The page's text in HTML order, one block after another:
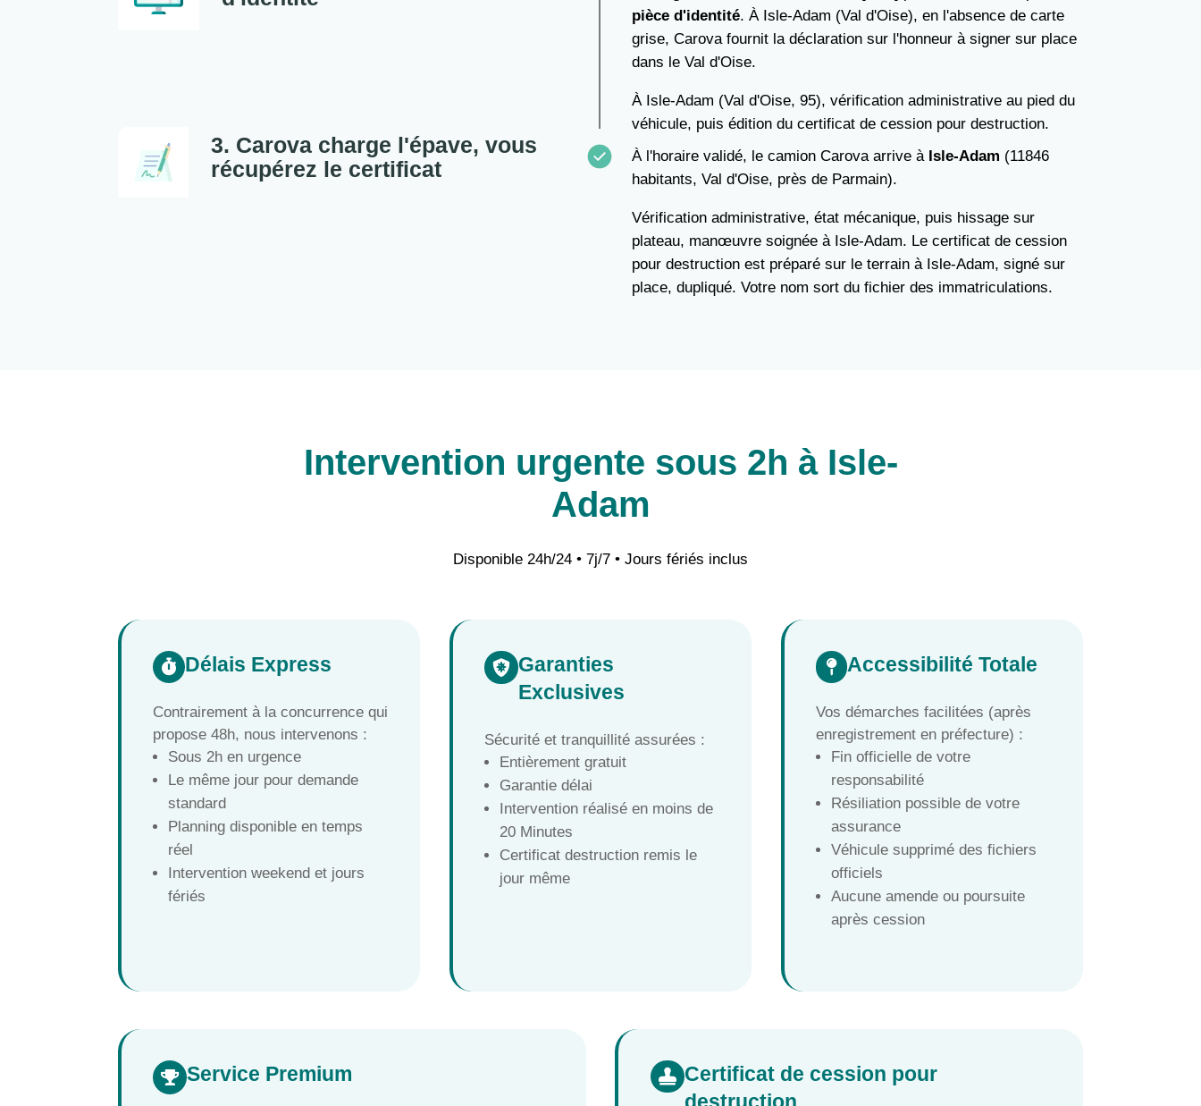
pièce d'identité. À Isle-Adam (Val d'Oise), en l'absence de carte
grise, Carova fournit la déclaration sur l'honneur à signer sur place
dans le Val d'Oise.
À Isle-Adam (Val d'Oise, 95), vérification administrative au pied du
véhicule, puis édition du certificat de cession pour destruction.
3. Carova charge l'épave, vous
récupérez le certificat
À l'horaire validé, le camion Carova arrive à Isle-Adam (11846
habitants, Val d'Oise, près de Parmain).
Vérification administrative, état mécanique, puis hissage sur
plateau, manœuvre soignée à Isle-Adam. Le certificat de cession
pour destruction est préparé sur le terrain à Isle-Adam, signé sur
place, dupliqué. Votre nom sort du fichier des immatriculations.
Intervention urgente sous 2h à Isle-
Adam
Disponible 24h/24 • 7j/7 • Jours fériés inclus
 Délais Express
Contrairement à la concurrence qui
propose 48h, nous intervenons :
Sous 2h en urgence
Le même jour pour demande
standard
Planning disponible en temps
réel
Intervention weekend et jours
fériés
 Garanties
Exclusives
Sécurité et tranquillité assurées :
Entièrement gratuit
Garantie délai
Intervention réalisé en moins de
20 Minutes
Certificat destruction remis le
jour même
 Accessibilité Totale
Vos démarches facilitées (après
enregistrement en préfecture) :
Fin officielle de votre
responsabilité
Résiliation possible de votre
assurance
Véhicule supprimé des fichiers
officiels
Aucune amende ou poursuite
après cession
 Service Premium  Certificat de cession pour